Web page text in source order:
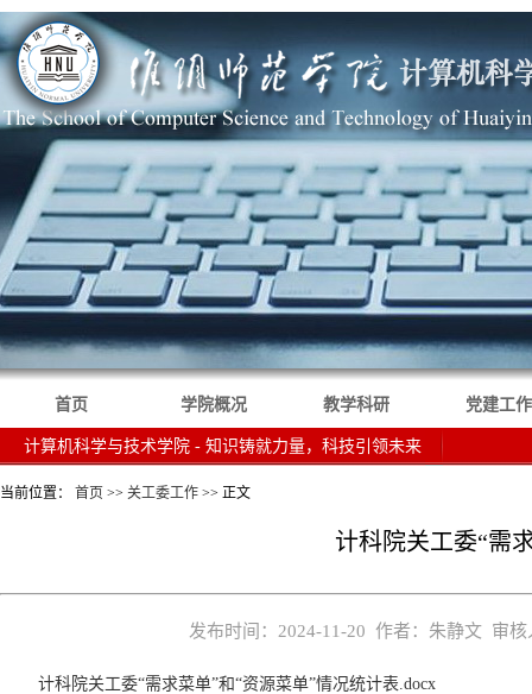
首页 学院概况 教学科研 党建工作
计算机科学与技术学院 - 知识铸就力量，科技引领未来
当前位置： 首页 >> 关工委工作 >> 正文
计科院关工委“需
发布时间：2024-11-20 作者：朱静文 审
计科院关工委“需求菜单”和“资源菜单”情况统计表.docx